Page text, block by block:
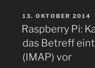
node-
red:
Wie
können
Flugdaten
VERÖFFENTLICHT
AM
13. OKTOBER 2014
Raspberry Pi:
das Betreff
(IMAP) vor